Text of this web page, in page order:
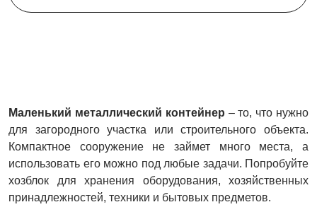
Маленький металлический контейнер – то, что нужно
для загородного участка или строительного объекта.
Компактное сооружение не займет много места, а
использовать его можно под любые задачи. Попробуйте
хозблок для хранения оборудования, хозяйственных
принадлежностей, техники и бытовых предметов.